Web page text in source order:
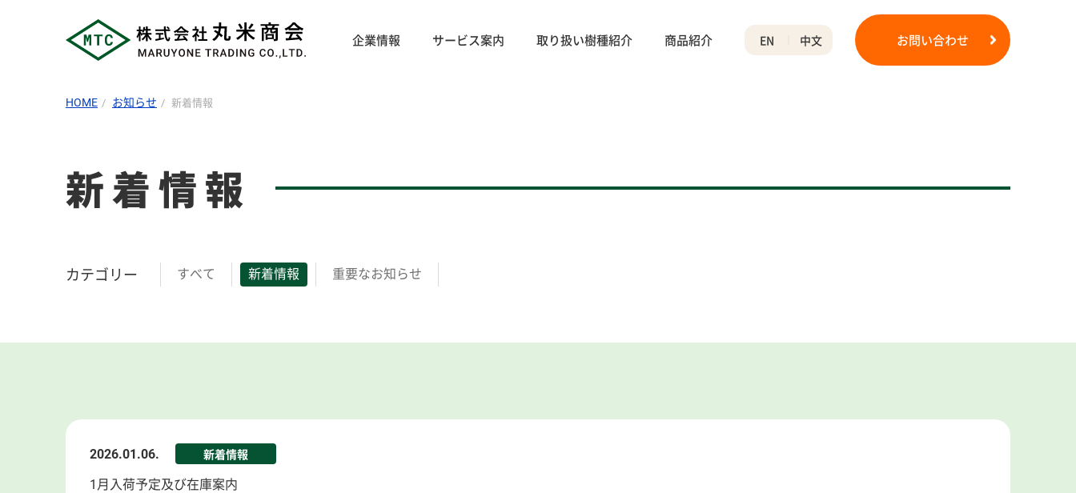
企業情報 サービス案内 取り扱い樹種紹介 商品紹介 EN 中文 お問い合わせ
HOME お知らせ 新着情報
新着情報
カテゴリー すべて 新着情報 重要なお知らせ
2026.01.06. 新着情報
1月入荷予定及び在庫案内